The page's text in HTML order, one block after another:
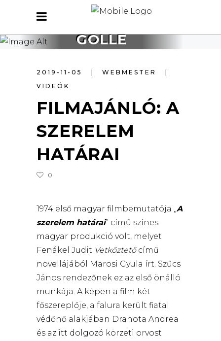
GÖLLE
2019-11-05
WEBMESTER
VIDEÓK
FILMAJÁNLÓ: A
SZERELEM
HATÁRAI
0
1974 első magyar filmbemutatója „A
szerelem határai” című színes
magyar produkció volt, melyet
Fenákel Judit Vetkőztetőcímű
novellájából Marosi Gyula írt. Szűcs
János rendezőnek ez az első önálló
munkája. A képen a film két
főszereplője, a falura került fiatal
védőnő alakjában Drahota Andrea
és az itt dolgozó körzeti orvost